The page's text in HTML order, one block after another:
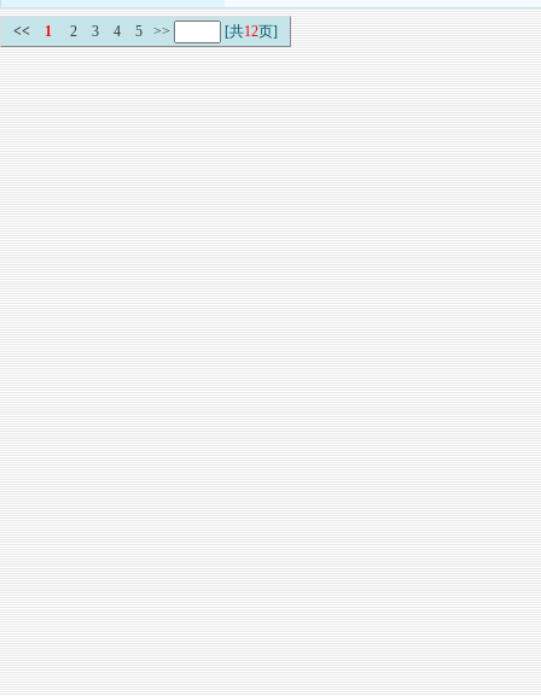
<< 1 2 3 4 5 >> [共12页]